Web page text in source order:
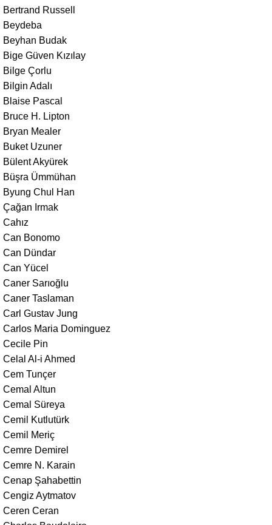
Bertrand Russell
Beydeba
Beyhan Budak
Bige Güven Kızılay
Bilge Çorlu
Bilgin Adalı
Blaise Pascal
Bruce H. Lipton
Bryan Mealer
Buket Uzuner
Bülent Akyürek
Büşra Ümmühan
Byung Chul Han
Çağan Irmak
Cahız
Can Bonomo
Can Dündar
Can Yücel
Caner Sarıoğlu
Caner Taslaman
Carl Gustav Jung
Carlos Maria Dominguez
Cecile Pin
Celal Al-i Ahmed
Cem Tunçer
Cemal Altun
Cemal Süreya
Cemil Kutlutürk
Cemil Meriç
Cemre Demirel
Cemre N. Karain
Cenap Şahabettin
Cengiz Aytmatov
Ceren Ceran